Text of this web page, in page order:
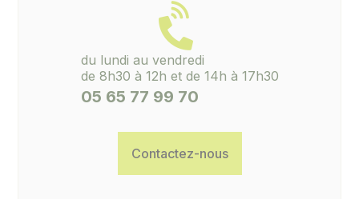
du lundi au vendredi
de 8h30 à 12h et de 14h à 17h30
05 65 77 99 70
Contactez-nous